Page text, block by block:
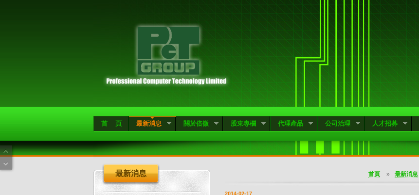
首 頁 最新消息 關於倍微 股東專欄 代理產品 公司治理 人才招募
最新消息 首頁 » 最新消息
2014-02-17